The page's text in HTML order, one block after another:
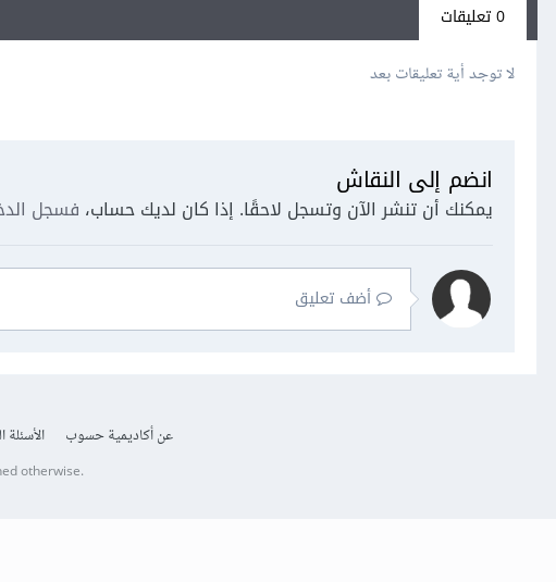
0 تعليقات
لا توجد أية تعليقات بعد
انضم إلى النقاش
يمكنك أن تنشر الآن وتسجل لاحقًا. إذا كان لديك حساب، فسجل
أضف تعليق
عن أكاديمية حسوب الأسئلة
otherwise.